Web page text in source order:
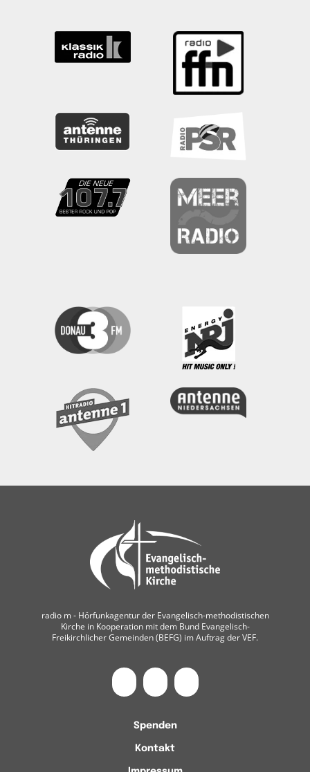
radio m ‐ Hörfunkagentur der Evangelisch-methodistischen
Kirche in Kooperation mit dem Bund Evangelisch-
Freikirchlicher Gemeinden (BEFG) im Auftrag der VEF.
Spenden
Kontakt